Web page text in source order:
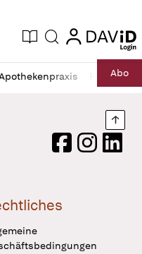
Ausgabe
Suche login
login
RechtAbo
FacebookInstagram